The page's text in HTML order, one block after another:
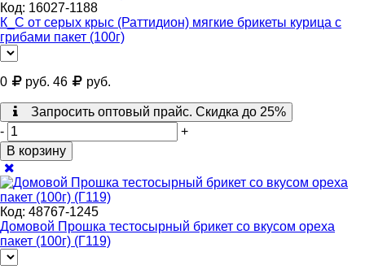
Код: 16027-1188
К_С от серых крыс (Раттидион) мягкие брикеты курица с
грибами пакет (100г)
0 руб. 46 руб.
Запросить оптовый прайс. Скидка до 25%
-
+
В корзину
Код: 48767-1245
Домовой Прошка тестосырный брикет со вкусом ореха
пакет (100г) (Г119)